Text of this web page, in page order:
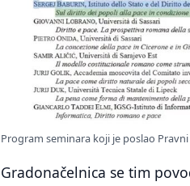
Program seminara koji je poslao
Gradonačelnica se tim